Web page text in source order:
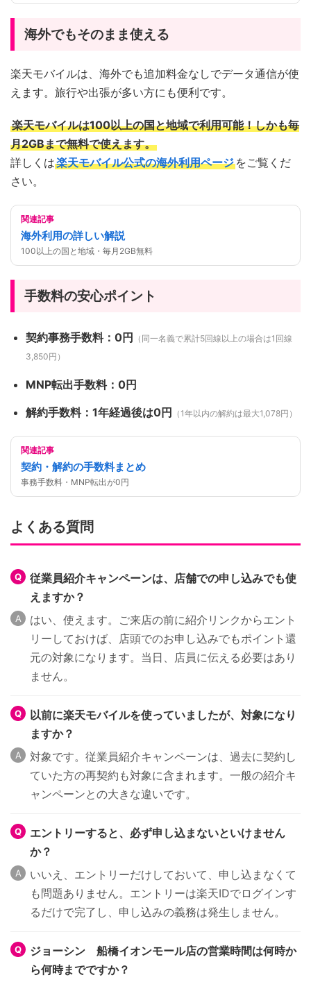
海外でもそのまま使える
楽天モバイルは、海外でも追加料金なしでデータ通信が使
えます。旅行や出張が多い方にも便利です。
楽天モバイルは100以上の国と地域で利用可能！しかも毎
月2GBまで無料で使えます。
詳しくは楽天モバイル公式の海外利用ページ をご覧くだ
さい。
関連記事
海外利用の詳しい解説
100以上の国と地域・毎月2GB無料
手数料の安心ポイント
契約事務手数料：0円
（同一名義で累計5回線以上の場合は1回線
3,850円）
MNP転出手数料：0円
解約手数料：1年経過後は0円
（1年以内の解約は最大1,078円）
関連記事
契約・解約の手数料まとめ
事務手数料・MNP転出が0円
よくある質問
従業員紹介キャンペーンは、店舗での申し込みでも使
えますか？
はい、使えます。ご来店の前に紹介リンクからエント
リーしておけば、店頭でのお申し込みでもポイント還
元の対象になります。当日、店員に伝える必要はあり
ません。
以前に楽天モバイルを使っていましたが、対象になり
ますか？
対象です。従業員紹介キャンペーンは、過去に契約し
ていた方の再契約も対象に含まれます。一般の紹介キ
ャンペーンとの大きな違いです。
エントリーすると、必ず申し込まないといけません
か？
いいえ、エントリーだけしておいて、申し込まなくて
も問題ありません。エントリーは楽天IDでログインす
るだけで完了し、申し込みの義務は発生しません。
ジョーシン 船橋イオンモール店の営業時間は何時か
ら何時までですか？